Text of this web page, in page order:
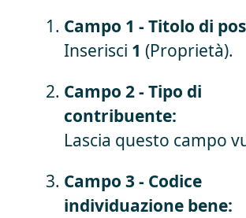
Campo 1 - Titolo di
Inserisci 1 (Proprietà).
Campo 2 - Tipo di
contribuente:
Lascia questo campo
Campo 3 - Codice
individuazione bene: